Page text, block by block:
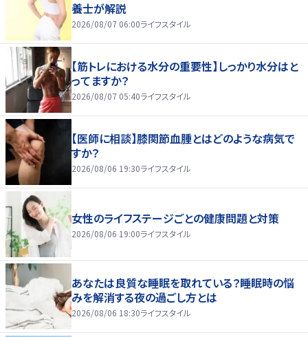
養士が解説
2026/08/07 06:00ライフスタイル
【筋トレにおける水分の重要性】しっかり水分はと
ってますか？
2026/08/07 05:40ライフスタイル
【医師に相談】膝関節血腫とはどのような病気で
すか？
2026/08/06 19:30ライフスタイル
女性のライフステージごとの健康問題と対策
2026/08/06 19:00ライフスタイル
あなたは良質な睡眠を取れている？睡眠時の悩
みを解消する夜の過ごし方とは
2026/08/06 18:30ライフスタイル